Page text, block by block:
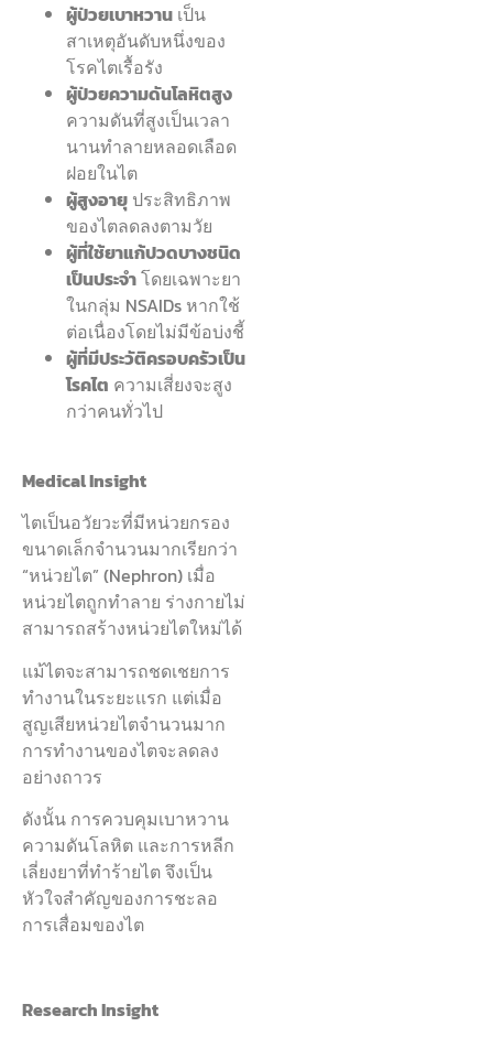
ผู้ป่วยเบาหวาน เป็น
สาเหตุอันดับหนึ่งของ
โรคไตเรื้อรัง
ผู้ป่วยความดันโลหิตสูง
ความดันที่สูงเป็นเวลา
นานทำลายหลอดเลือด
ฝอยในไต
ผู้สูงอายุ ประสิทธิภาพ
ของไตลดลงตามวัย
ผู้ที่ใช้ยาแก้ปวดบางชนิด
เป็นประจำโดยเฉพาะยา
ในกลุ่ม NSAIDs หากใช้
ต่อเนื่องโดยไม่มีข้อบ่งชี้
ผู้ที่มีประวัติครอบครัวเป็น
โรคไต ความเสี่ยงจะสูง
กว่าคนทั่วไป
Medical Insight
ไตเป็นอวัยวะที่มีหน่วยกรอง
ขนาดเล็กจำนวนมากเรียกว่า
“หน่วยไต” (Nephron) เมื่อ
หน่วยไตถูกทำลาย ร่างกายไม่
สามารถสร้างหน่วยไตใหม่ได้
แม้ไตจะสามารถชดเชยการ
ทำงานในระยะแรก แต่เมื่อ
สูญเสียหน่วยไตจำนวนมาก
การทำงานของไตจะลดลง
อย่างถาวร
ดังนั้น การควบคุมเบาหวาน
ความดันโลหิต และการหลีก
เลี่ยงยาที่ทำร้ายไต จึงเป็น
หัวใจสำคัญของการชะลอ
การเสื่อมของไต
Research Insight